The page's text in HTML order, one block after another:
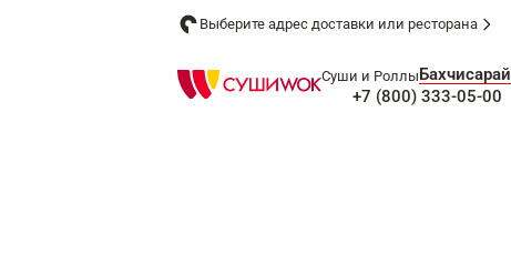
Выберите адрес доставки или ресторана
Суши и РоллыБахчисарай
+7 (800) 333-05-00